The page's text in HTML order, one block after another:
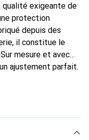
exigeante de
protection
depuis des
il constitue le
mesure et avec
ajustement parfait.
le client exigeant.